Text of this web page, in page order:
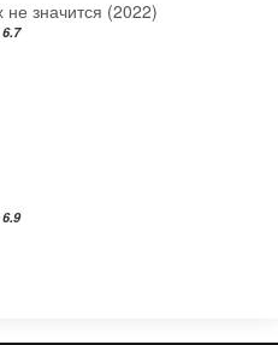
значится (2022)
6.7
6.9